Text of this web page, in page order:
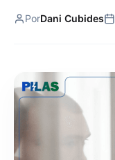
PorDani Cubides